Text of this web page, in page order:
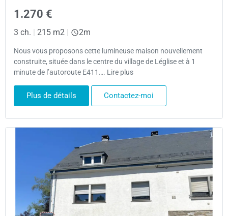
1.270 €
3 ch. | 215 m2 | 2m
Nous vous proposons cette lumineuse maison nouvellement
construite, située dans le centre du village de Léglise et à 1
minute de l’autoroute E411…. Lire plus
Plus de détails Contactez-moi